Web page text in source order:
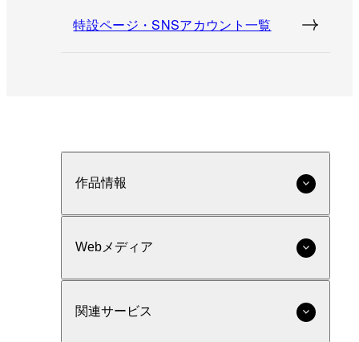
特設ページ・SNSアカウント一覧
作品情報
Webメディア
関連サービス